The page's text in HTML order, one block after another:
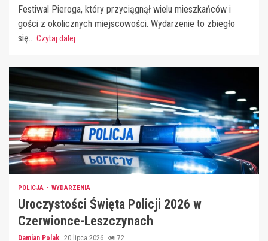
Festiwal Pieroga, który przyciągnął wielu mieszkańców i
gości z okolicznych miejscowości. Wydarzenie to zbiegło
się... Czytaj dalej
POLICJA WYDARZENIA
Uroczystości Święta Policji 2026 w
Czerwionce-Leszczynach
Damian Polak 20 lipca 2026 72